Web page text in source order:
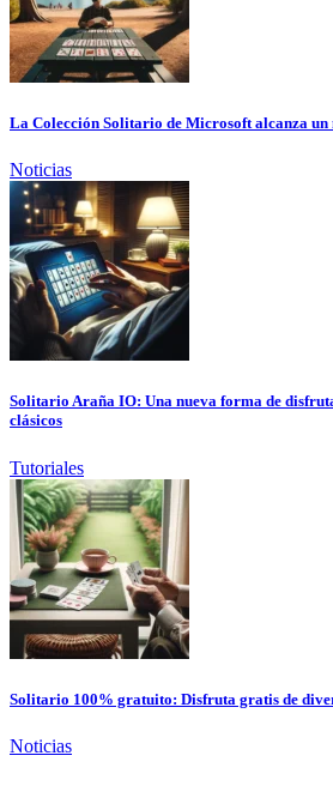
La Colección Solitario de Microsoft alcanza un
Noticias
Solitario Araña IO: Una nueva forma de
clásicos
Tutoriales
Solitario 100% gratuito: Disfruta gratis de
Noticias